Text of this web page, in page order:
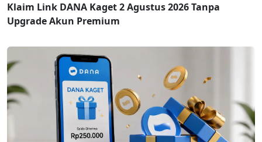
Klaim Link DANA Kaget 2 Agustus 2026 Tanpa
Upgrade Akun Premium